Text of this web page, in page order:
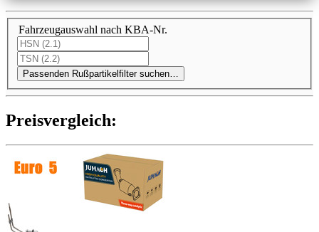
Fahrzeugauswahl nach KBA-Nr.
Passenden Rußpartikelfilter suchen…
Preis­ver­gleich: